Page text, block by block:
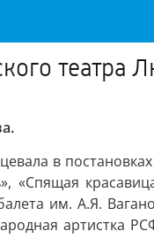
театра
в
им. А.Я.
артистка